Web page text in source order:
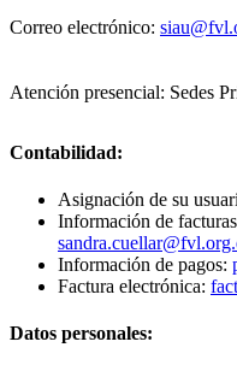
Correo electrónico:
Atención presencial: Sedes
Contabilidad:
Asignación de su
Información de
Información de pagos:
Factura electrónica:
Datos personales: